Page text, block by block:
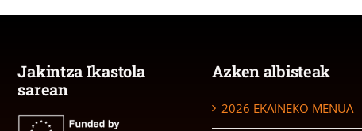
Jakintza Ikastola
sarean
Azken albisteak
2026 EKAINEKO MENUA